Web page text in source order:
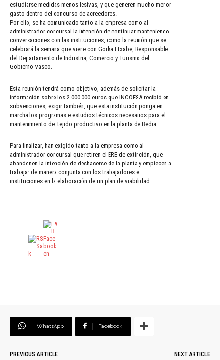
estudiarse medidas menos lesivas, y que generen mucho menor
gasto dentro del concurso de acreedores.
Por ello, se ha comunicado tanto a la empresa como al
administrador concursal la intención de continuar manteniendo
conversaciones con las instituciones, como la reunión que se
celebrará la semana que viene con Gorka Etxabe, Responsable
del Departamento de Industria, Comercio y Turismo del
Gobierno Vasco.
Esta reunión tendrá como objetivo, además de solicitar la
información sobre los 2.000.000 euros que INCOESA recibió en
subvenciones, exigir también, que esta institución ponga en
marcha los programas e estudios técnicos necesarios para el
mantenimiento del tejido productivo en la planta de Bedia.
Para finalizar, han exigido tanto a la empresa como al
administrador concursal que retiren el ERE de extinción, que
abandonen la intención de deshacerse de la planta y empiecen a
trabajar de manera conjunta con los trabajadores e
instituciones en la elaboración de un plan de viabilidad.
WhatsApp Facebook
PREVIOUS ARTICLE
NEXT ARTICLE